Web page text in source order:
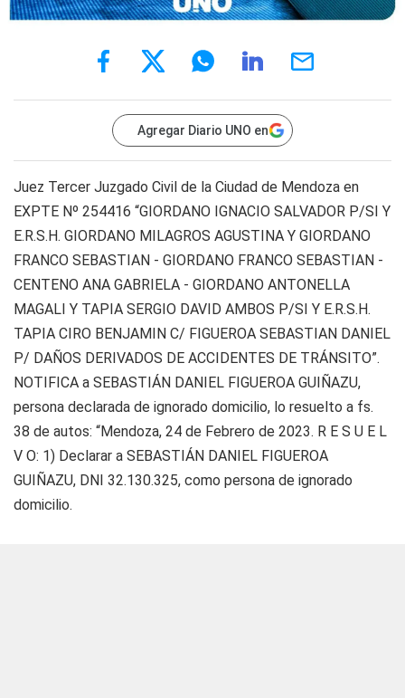
Agregar Diario UNO en
Juez Tercer Juzgado Civil de la Ciudad de Mendoza en
EXPTE Nº 254416 “GIORDANO IGNACIO SALVADOR P/SI Y
E.R.S.H. GIORDANO MILAGROS AGUSTINA Y GIORDANO
FRANCO SEBASTIAN - GIORDANO FRANCO SEBASTIAN -
CENTENO ANA GABRIELA - GIORDANO ANTONELLA
MAGALI Y TAPIA SERGIO DAVID AMBOS P/SI Y E.R.S.H.
TAPIA CIRO BENJAMIN C/ FIGUEROA SEBASTIAN DANIEL
P/ DAÑOS DERIVADOS DE ACCIDENTES DE TRÁNSITO”.
NOTIFICA a SEBASTIÁN DANIEL FIGUEROA GUIÑAZU,
persona declarada de ignorado domicilio, lo resuelto a fs.
38 de autos: “Mendoza, 24 de Febrero de 2023. R E S U E L
V O: 1) Declarar a SEBASTIÁN DANIEL FIGUEROA
GUIÑAZU, DNI 32.130.325, como persona de ignorado
domicilio.